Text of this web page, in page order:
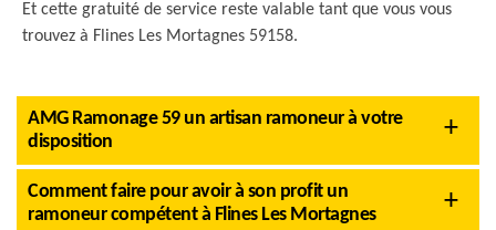
Et cette gratuité de service reste valable tant que vous vous
trouvez à Flines Les Mortagnes 59158.
AMG Ramonage 59 un artisan ramoneur à votre
disposition
Comment faire pour avoir à son profit un
ramoneur compétent à Flines Les Mortagnes